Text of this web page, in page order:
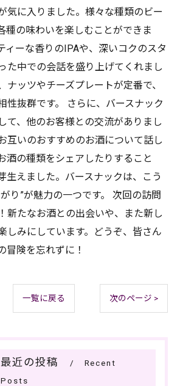
気に入りました。様々な種類のビー
種の味わいを楽しむことができま
ィーな香りのIPAや、深いコクのスタ
た中での会話を盛り上げてくれまし
ナッツやチーズプレートが定番で、
性抜群です。 さらに、バースナック
て、他のお客様との交流がありまし
互いのおすすめのお酒について話し
酒の種類をシェアしたりすること
生えました。バースナックは、こう
り”が魅力の一つです。 次回の訪問
新たなお酒との出会いや、また新し
しみにしています。どうぞ、皆さん
冒険を忘れずに！
一覧に戻る 次のページ >
最近の投稿
Recent
Posts